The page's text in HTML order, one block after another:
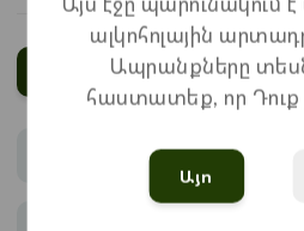
Վճարում
ալկոհոլային
Ապրանքները
հաստատեք, որ
Այո